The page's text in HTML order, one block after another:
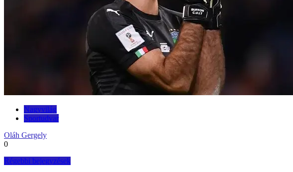
Nagyvilág
Sportudvar
Oláh Gergely
0
Bejegyzés
Régebbi bejegyzések